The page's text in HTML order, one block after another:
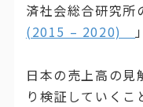
済社会総合研究所
(2015 – 2020)
日本の売上高の見
り検証していくこ